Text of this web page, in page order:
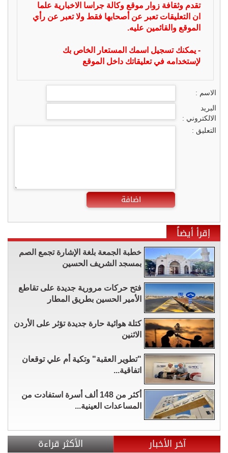
تقدم وثقافة زوار موقع وكالة جراسا الاخبارية علما
ان التعليقات تعبر عن أصحابها فقط ولا تعبر عن رأي
الموقع والقائمين عليه.
- يمكنك تسجيل اسمك المستعار الخاص بك
لإستخدامه في تعليقاتك داخل الموقع
الاسم :
البريد
الالكتروني :
التعليق :
اضافة
إقرأ أيضاً
خطبة الجمعة بلغة الإشارة تجمع الصم
بمسجد الشريف الحسين
فتح حركات مرورية جديدة على تقاطع
الأمير الحسين بطريق المطار
كتلة هوائية حارة جديدة تؤثر على الأردن
الاثنين
"تطوير العقبة" وتكية أم علي توقعان
اتفاقية...
أكثر من 148 ألف أسرة استفادت من
المساعدات العينية...
آخر الأخبار الأكثر قراءة